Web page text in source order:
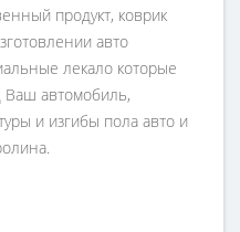
продукт, коврик
авто
лекало которые
автомобиль,
и изгибы пола авто и